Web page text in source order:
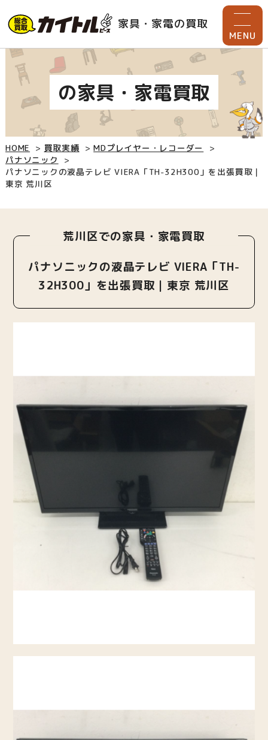
家具・家電の買取
MENU
の家具・家電買取
HOME 買取実績
MDプレイヤー・レコーダー
パナソニック
パナソニックの液晶テレビ VIERA「TH-32H300」を出張買取｜
東京 荒川区
荒川区での家具・家電買取
パナソニックの液晶テレビ VIERA「TH-
32H300」を出張買取｜東京 荒川区